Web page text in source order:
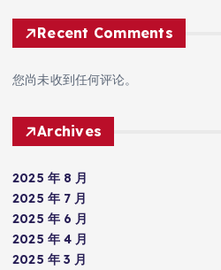
Recent Comments
您尚未收到任何评论。
Archives
2025 年 8 月
2025 年 7 月
2025 年 6 月
2025 年 4 月
2025 年 3 月